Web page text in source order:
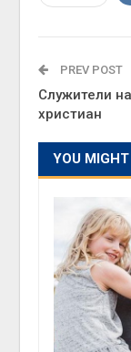
PREV POST
Служители
христиан
YOU